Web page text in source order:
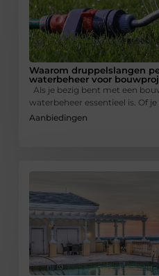
Waarom druppelslangen
waterbeheer voor
Als je bezig bent met een
waterbeheer essentieel is. Of
Aanbiedingen